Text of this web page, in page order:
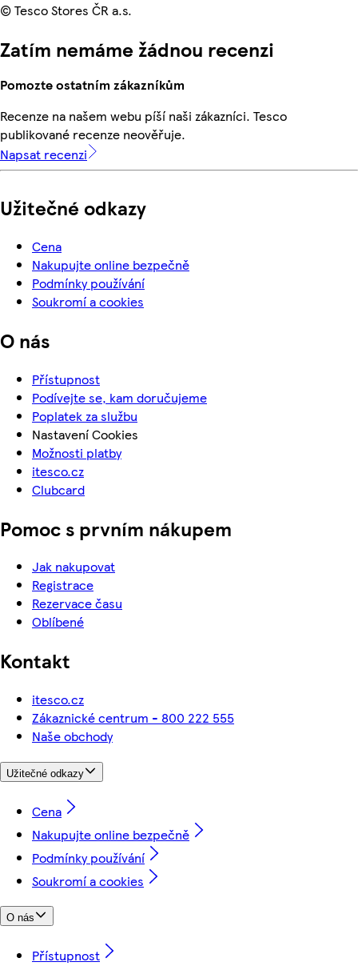
© Tesco Stores ČR a.s.
Zatím nemáme žádnou recenzi
Pomozte ostatním zákazníkům
Recenze na našem webu píší naši zákazníci. Tesco
publikované recenze neověřuje.
Napsat recenzi
Užitečné odkazy
Cena
Nakupujte online bezpečně
Podmínky používání
Soukromí a cookies
O nás
Přístupnost
Podívejte se, kam doručujeme
Poplatek za službu
Nastavení Cookies
Možnosti platby
itesco.cz
Clubcard
Pomoc s prvním nákupem
Jak nakupovat
Registrace
Rezervace času
Oblíbené
Kontakt
itesco.cz
Zákaznické centrum - 800 222 555
Naše obchody
Užitečné odkazy
Cena
Nakupujte online bezpečně
Podmínky používání
Soukromí a cookies
O nás
Přístupnost